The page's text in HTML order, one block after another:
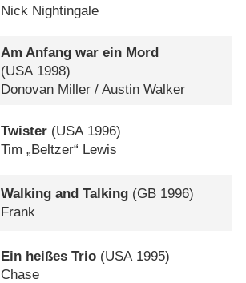
Nick Nightingale
Am Anfang war ein Mord
(USA 1998)
Donovan Miller /​ Austin Walker
Twister (USA 1996)
Tim „Beltzer“ Lewis
Walking and Talking (GB 1996)
Frank
Ein heißes Trio (USA1995)
Chase